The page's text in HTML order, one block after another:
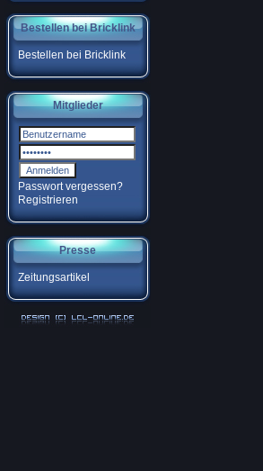
Bestellen bei Bricklink
Bestellen bei Bricklink
Mitglieder
Passwort vergessen?
Registrieren
Presse
Zeitungsartikel